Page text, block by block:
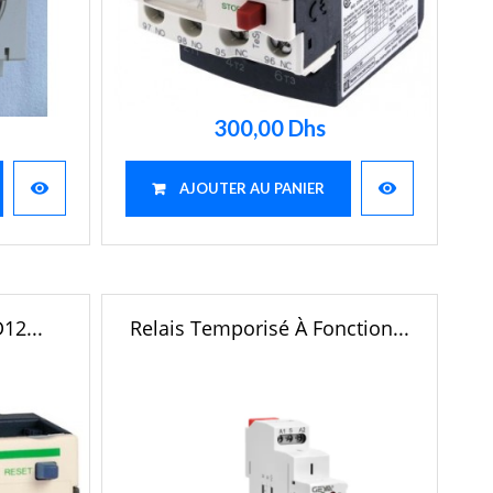
visibility
300,00 Dhs
AJOUTER AU PANIER visibility
Relais Temporisé À Fonction...